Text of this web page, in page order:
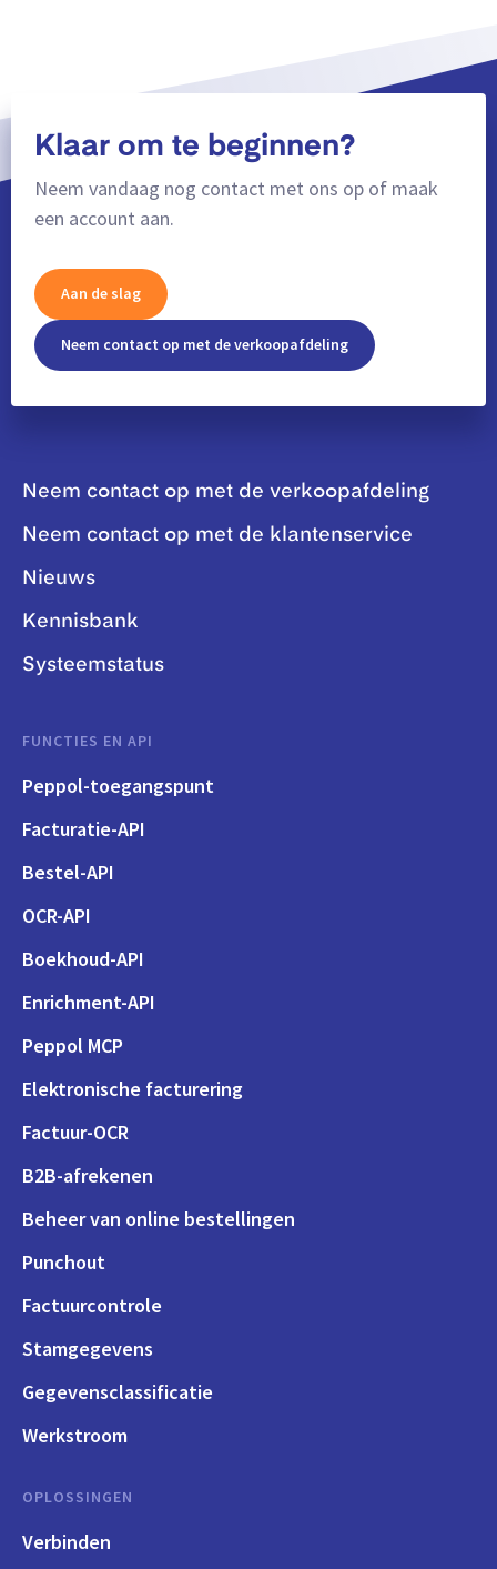
Klaar om te beginnen?
Neem vandaag nog contact met ons op of maak
een account aan.
Aan de slag
Neem contact op met de verkoopafdeling
Neem contact op met de verkoopafdeling
Neem contact op met de klantenservice
Nieuws
Kennisbank
Systeemstatus
FUNCTIES EN API
Peppol-toegangspunt
Facturatie-API
Bestel-API
OCR-API
Boekhoud-API
Enrichment-API
Peppol MCP
Elektronische facturering
Factuur-OCR
B2B-afrekenen
Beheer van online bestellingen
Punchout
Factuurcontrole
Stamgegevens
Gegevensclassificatie
Werkstroom
OPLOSSINGEN
Verbinden